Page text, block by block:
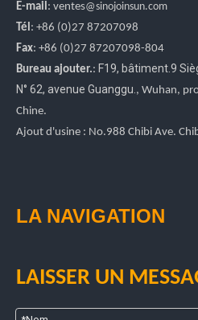
E-mail: ventes@sinojoinsun.com
Tél: +86 (0)27 87207098
Fax: +86 (0)27 87207098-804
Bureau ajouter.: F19, bâtiment.9
N° 62, avenue Guanggu. , Wuhan,
Chine.
Ajout d'usine : No.988 Chibi Ave.
LA NAVIGATION
LAISSER UN